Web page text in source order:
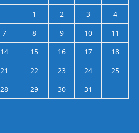
1 2 3
4
7 8 9 10
11
14 15 16 17
18
21 22 23 24
25
28 29 30
31